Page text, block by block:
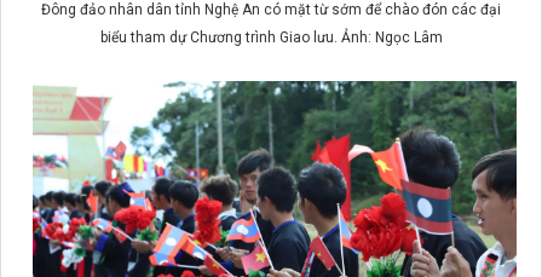
Đông đảo nhân dân tỉnh Nghệ An có mặt từ sớm để chào đón các đại
biểu tham dự Chương trình Giao lưu. Ảnh: Ngọc Lâm